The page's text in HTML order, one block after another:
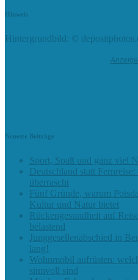
Hinweis
Hintergrundbild: ©
Neueste Beiträge
Sport, Spaß und ganz viel
Deutschland statt
überrascht
Fünf Gründe, warum
Kultur und Natur bietet
Rückengesundheit auf
belastend
Junggesellenabschied in
lang!
Wohnmobil aufrüsten:
sinnvoll sind